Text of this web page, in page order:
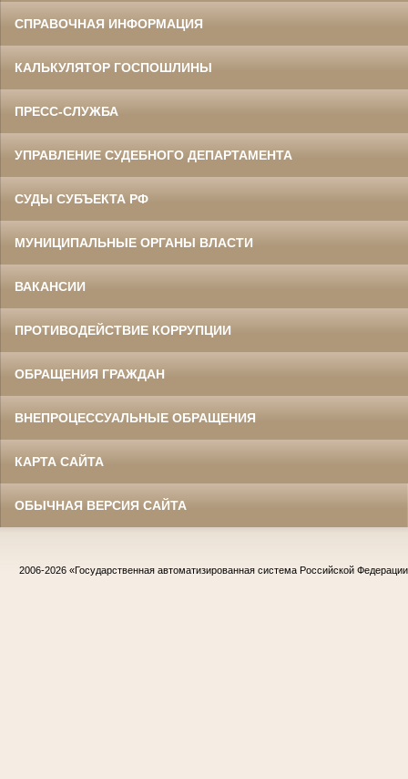
СПРАВОЧНАЯ ИНФОРМАЦИЯ
КАЛЬКУЛЯТОР ГОСПОШЛИНЫ
ПРЕСС-СЛУЖБА
УПРАВЛЕНИЕ СУДЕБНОГО ДЕПАРТАМЕНТА
СУДЫ СУБЪЕКТА РФ
МУНИЦИПАЛЬНЫЕ ОРГАНЫ ВЛАСТИ
ВАКАНСИИ
ПРОТИВОДЕЙСТВИЕ КОРРУПЦИИ
ОБРАЩЕНИЯ ГРАЖДАН
ВНЕПРОЦЕССУАЛЬНЫЕ ОБРАЩЕНИЯ
КАРТА САЙТА
ОБЫЧНАЯ ВЕРСИЯ САЙТА
2006-2026 «Государственная автоматизированная система Российской